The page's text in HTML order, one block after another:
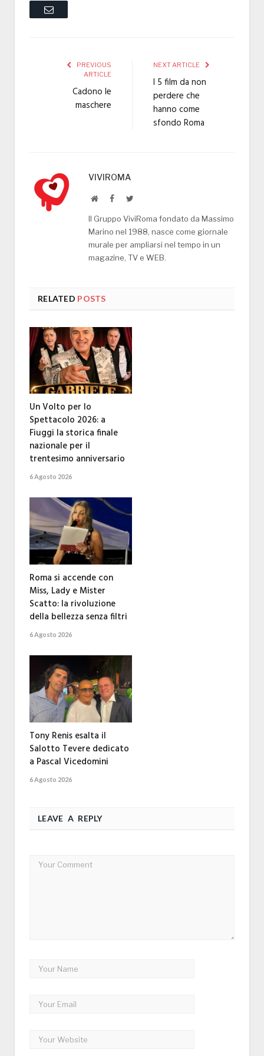
Email
PREVIOUS
ARTICLE
Cadono le
maschere
NEXT ARTICLE
I 5 film da non
perdere che
hanno come
sfondo Roma
VIVIROMA
WebsiteFacebookTwitter
Il Gruppo ViviRoma fondato da Massimo
Marino nel 1988, nasce come giornale
murale per ampliarsi nel tempo in un
magazine, TV e WEB.
RELATED POSTS
Un Volto per lo
Spettacolo 2026: a
Fiuggi la storica finale
nazionale per il
trentesimo anniversario
6 Agosto 2026
Roma si accende con
Miss, Lady e Mister
Scatto: la rivoluzione
della bellezza senza filtri
6 Agosto 2026
Tony Renis esalta il
Salotto Tevere dedicato
a Pascal Vicedomini
6 Agosto 2026
LEAVE A REPLY